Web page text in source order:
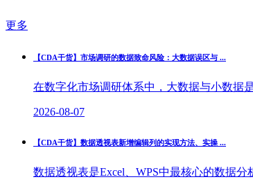
更多
【CDA干货】市场调研的数据致命风险：大数据误区与 ...
在数字化市场调研体系中，大数据与小数据
2026-08-07
【CDA干货】数据透视表新增编辑列的实现方法、实操 ...
数据透视表是Excel、WPS中最核心的数据